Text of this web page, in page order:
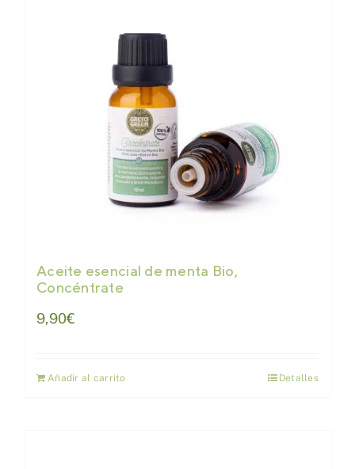
Aceite esencial de menta Bio,
Concéntrate
9,90€
Añadir al carrito Detalles